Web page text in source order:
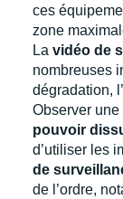
ces
zone
La vidéo de
nombreuses
dégradation,
Observer une
pouvoir
d’utiliser les
de
de l’ordre,